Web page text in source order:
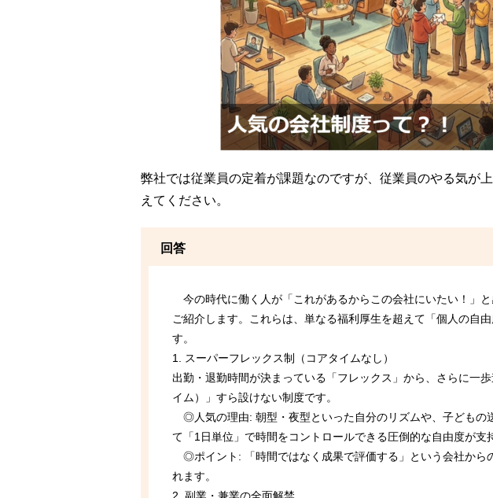
弊社では従業員の定着が課題なのですが、従業員のやる気が
えてください。
回答
今の時代に働く人が「これがあるからこの会社にいたい！」
ご紹介します。これらは、単なる福利厚生を超えて「個人の自
す。
1. スーパーフレックス制（コアタイムなし）
出勤・退勤時間が決まっている「フレックス」から、さらに一
イム）」すら設けない制度です。
◎人気の理由: 朝型・夜型といった自分のリズムや、子どもの
て「1日単位」で時間をコントロールできる圧倒的な自由度が支
◎ポイント: 「時間ではなく成果で評価する」という会社から
れます。